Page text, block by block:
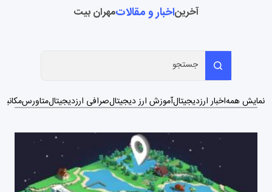
آخریناخبار و مقالاتمهران بیت
نمایش همهاخبار ارزدیجیتالآموزش ارز دیجیتالصرافی ارزدیجیتالمتاورس